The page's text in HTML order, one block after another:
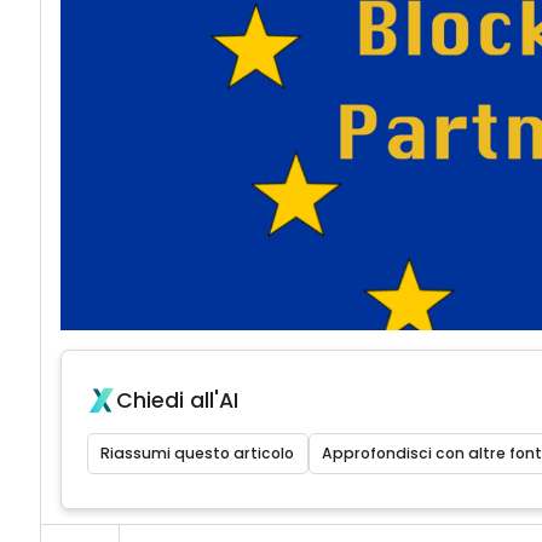
Chiedi all'AI
Riassumi questo articolo Approfondisci con altre